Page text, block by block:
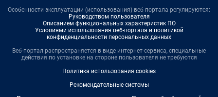
Особенности эксплуатации (использования) веб-портала регулируются:
Руководством пользователя
Описанием функциональных характеристик ПО
Условиями использования веб-портала и политикой
конфиденциальности персональных данных
Веб-портал распространяется в виде интернет-сервиса, специальные
действия по установке на стороне пользователя не требуются
Политика использования cookies
Рекомендательные системы